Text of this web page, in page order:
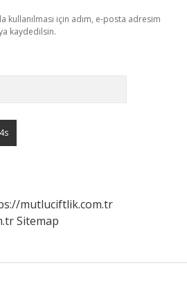
kullanılması için adım, e-posta adresim
kaydedilsin.
mutluciftlik.com.tr
Sitemap